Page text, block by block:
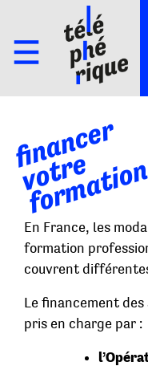
f
i
n
a
n
c
e
r
v
o
t
r
e
f
o
r
m
a
t
i
o
n
En France, les
formation
couvrent
Le financement
pris en charge par :